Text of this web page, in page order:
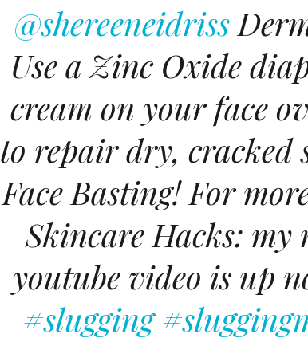
@shereeneidriss
Use a Zinc Oxide
cream on your face
to repair dry, cracked
Face Basting! For
Skincare Hacks: my
youtube video is up
#slugging